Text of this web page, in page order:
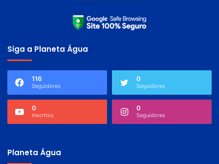
Siga a Planeta Água
116
Seguidores
0
Seguidores
0
Inscritos
0
Seguidores
Planeta Água